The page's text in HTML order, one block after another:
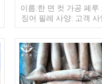
거대한 페루 오징어 필
스킨 오프
이름:한 면 컷 가공 페루
징어 필레 사양: 고객 사
프로세스: 스킨 오프,컷
약: BQF 40%(맞춤형) 포
1kg / 가방, 10kg / 짠 가
(맞춤형) 판매 모델: 도
수출 min. 주문: 20피트
테이너 / 40피트 컨테이
더 읽기